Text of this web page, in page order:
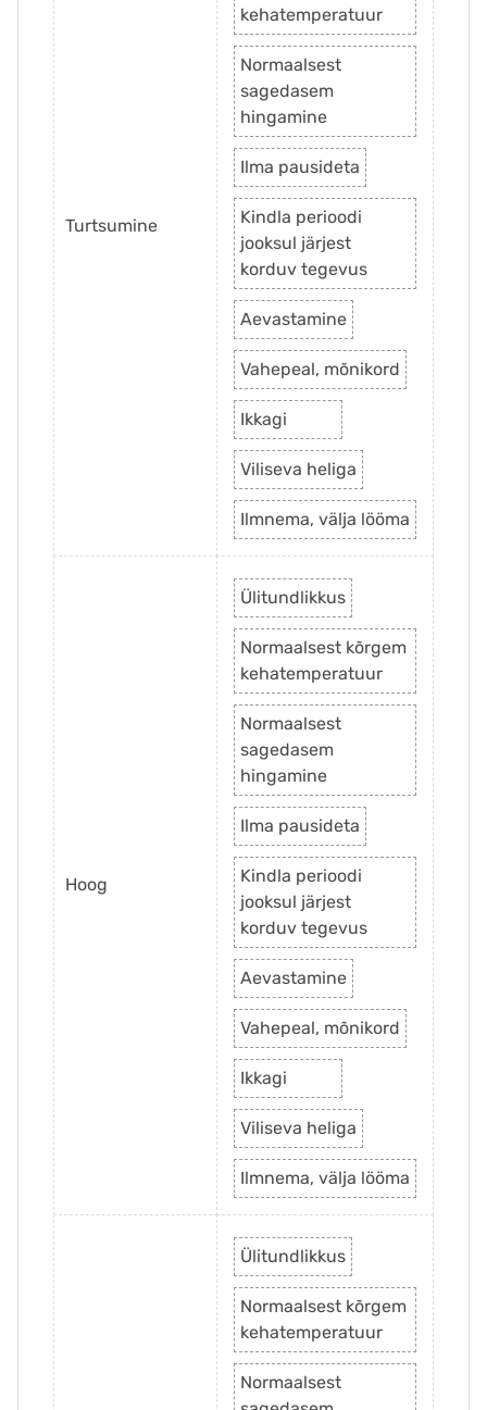
Turtsumine
kehatemperatuur
Normaalsest
sagedasem
hingamine
Ilma pausideta
Kindla perioodi
jooksul järjest
korduv tegevus
Aevastamine
Vahepeal, mõnikord
Ikkagi
Viliseva heliga
Ilmnema, välja lööma
Hoog
Ülitundlikkus
Normaalsest kõrgem
kehatemperatuur
Normaalsest
sagedasem
hingamine
Ilma pausideta
Kindla perioodi
jooksul järjest
korduv tegevus
Aevastamine
Vahepeal, mõnikord
Ikkagi
Viliseva heliga
Ilmnema, välja lööma
Ülitundlikkus
Normaalsest kõrgem
kehatemperatuur
Normaalsest